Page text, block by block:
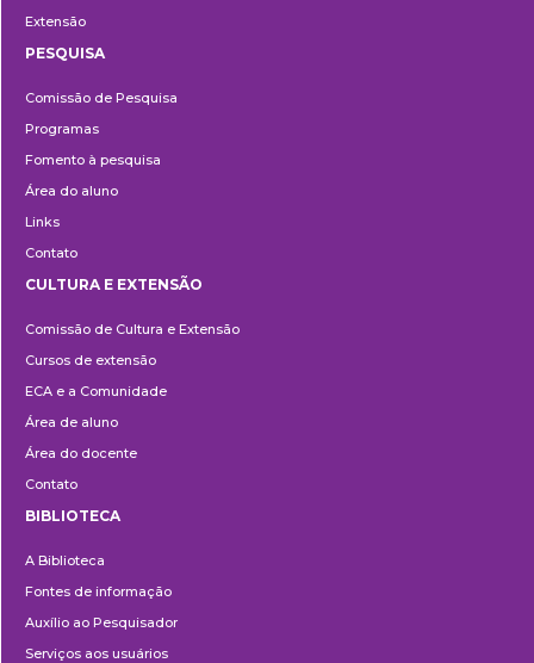
Extensão
PESQUISA
Comissão de Pesquisa
Programas
Fomento à pesquisa
Área do aluno
Links
Contato
e
Extensão
CULTURA E EXTENSÃO
Comissão de Cultura e Extensão
Cursos de extensão
ECA e a Comunidade
Área de aluno
Área do docente
Contato
BIBLIOTECA
A Biblioteca
Fontes de informação
Auxílio ao Pesquisador
Serviços aos usuários